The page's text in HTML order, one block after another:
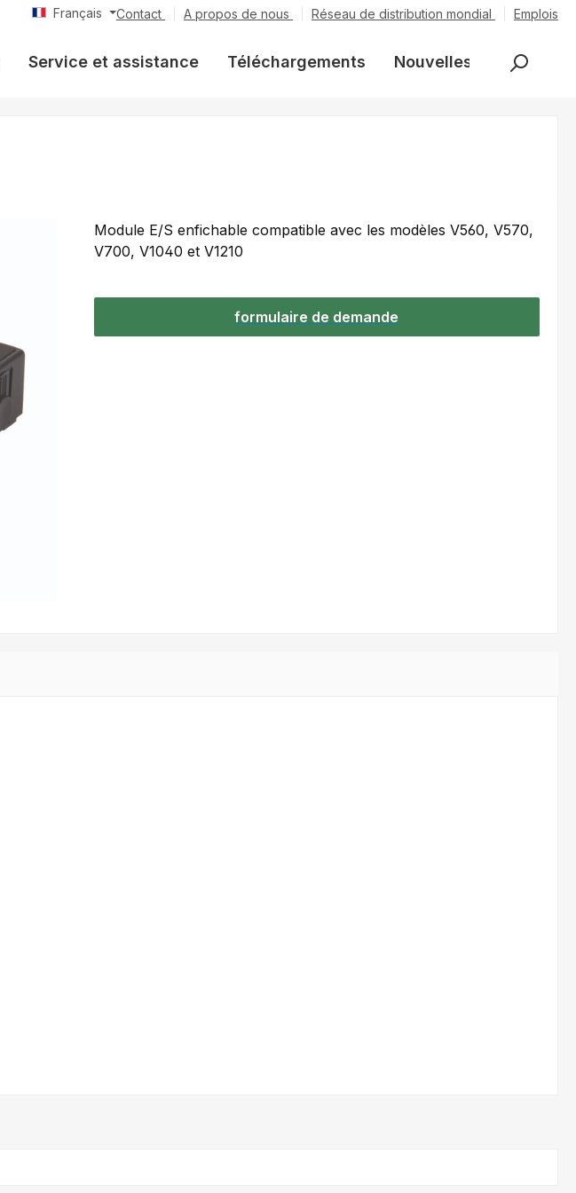
Français Contact A propos de nous Réseau de distribution mondial Emplois
Service et assistance Téléchargements Nouvelles
Module E/S enfichable compatible avec les modèles V560, V570,
V700, V1040 et V1210
formulaire de demande